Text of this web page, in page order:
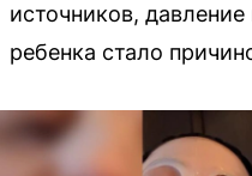
источников,
ребенка стало